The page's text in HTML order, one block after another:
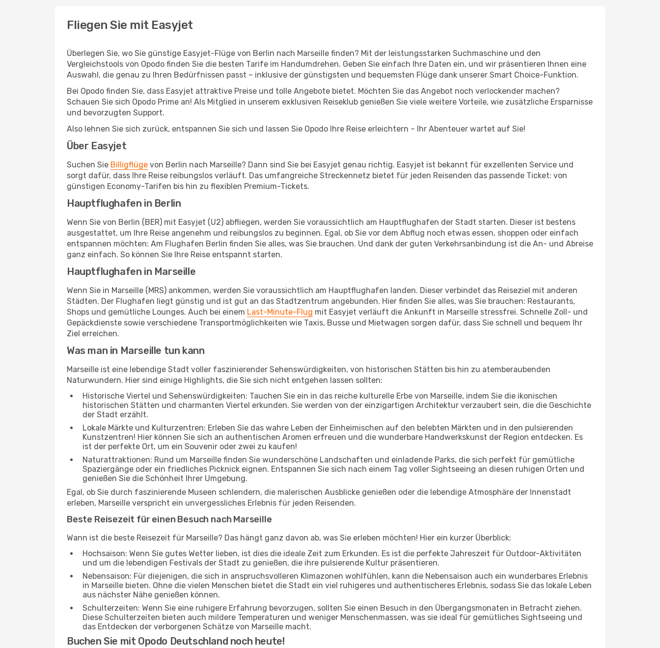
Fliegen Sie mit Easyjet
Überlegen Sie, wo Sie günstige Easyjet-Flüge von Berlin nach Marseille finden? Mit der leistungsstarken Suchmaschine und den
Vergleichstools von Opodo finden Sie die besten Tarife im Handumdrehen. Geben Sie einfach Ihre Daten ein, und wir präsentieren Ihnen eine
Auswahl, die genau zu Ihren Bedürfnissen passt – inklusive der günstigsten und bequemsten Flüge dank unserer Smart Choice-Funktion.
Bei Opodo finden Sie, dass Easyjet attraktive Preise und tolle Angebote bietet. Möchten Sie das Angebot noch verlockender machen?
Schauen Sie sich Opodo Prime an! Als Mitglied in unserem exklusiven Reiseklub genießen Sie viele weitere Vorteile, wie zusätzliche Ersparnisse
und bevorzugten Support.
Also lehnen Sie sich zurück, entspannen Sie sich und lassen Sie Opodo Ihre Reise erleichtern – Ihr Abenteuer wartet auf Sie!
Über Easyjet
Suchen Sie Billigflüge von Berlin nach Marseille? Dann sind Sie bei Easyjet genau richtig. Easyjet ist bekannt für exzellenten Service und
sorgt dafür, dass Ihre Reise reibungslos verläuft. Das umfangreiche Streckennetz bietet für jeden Reisenden das passende Ticket: von
günstigen Economy-Tarifen bis hin zu flexiblen Premium-Tickets.
Hauptflughafen in Berlin
Wenn Sie von Berlin (BER) mit Easyjet (U2) abfliegen, werden Sie voraussichtlich am Hauptflughafen der Stadt starten. Dieser ist bestens
ausgestattet, um Ihre Reise angenehm und reibungslos zu beginnen. Egal, ob Sie vor dem Abflug noch etwas essen, shoppen oder einfach
entspannen möchten: Am Flughafen Berlin finden Sie alles, was Sie brauchen. Und dank der guten Verkehrsanbindung ist die An- und Abreise
ganz einfach. So können Sie Ihre Reise entspannt starten.
Hauptflughafen in Marseille
Wenn Sie in Marseille (MRS) ankommen, werden Sie voraussichtlich am Hauptflughafen landen. Dieser verbindet das Reiseziel mit anderen
Städten. Der Flughafen liegt günstig und ist gut an das Stadtzentrum angebunden. Hier finden Sie alles, was Sie brauchen: Restaurants,
Shops und gemütliche Lounges. Auch bei einem Last-Minute-Flug mit Easyjet verläuft die Ankunft in Marseille stressfrei. Schnelle Zoll- und
Gepäckdienste sowie verschiedene Transportmöglichkeiten wie Taxis, Busse und Mietwagen sorgen dafür, dass Sie schnell und bequem Ihr
Ziel erreichen.
Was man in Marseille tun kann
Marseille ist eine lebendige Stadt voller faszinierender Sehenswürdigkeiten, von historischen Stätten bis hin zu atemberaubenden
Naturwundern. Hier sind einige Highlights, die Sie sich nicht entgehen lassen sollten:
Historische Viertel und Sehenswürdigkeiten: Tauchen Sie ein in das reiche kulturelle Erbe von Marseille, indem Sie die ikonischen
historischen Stätten und charmanten Viertel erkunden. Sie werden von der einzigartigen Architektur verzaubert sein, die die Geschichte
der Stadt erzählt.
Lokale Märkte und Kulturzentren: Erleben Sie das wahre Leben der Einheimischen auf den belebten Märkten und in den pulsierenden
Kunstzentren! Hier können Sie sich an authentischen Aromen erfreuen und die wunderbare Handwerkskunst der Region entdecken. Es
ist der perfekte Ort, um ein Souvenir oder zwei zu kaufen!
Naturattraktionen: Rund um Marseille finden Sie wunderschöne Landschaften und einladende Parks, die sich perfekt für gemütliche
Spaziergänge oder ein friedliches Picknick eignen. Entspannen Sie sich nach einem Tag voller Sightseeing an diesen ruhigen Orten und
genießen Sie die Schönheit Ihrer Umgebung.
Egal, ob Sie durch faszinierende Museen schlendern, die malerischen Ausblicke genießen oder die lebendige Atmosphäre der Innenstadt
erleben, Marseille verspricht ein unvergessliches Erlebnis für jeden Reisenden.
Beste Reisezeit für einen Besuch nach Marseille
Wann ist die beste Reisezeit für Marseille? Das hängt ganz davon ab, was Sie erleben möchten! Hier ein kurzer Überblick:
Hochsaison: Wenn Sie gutes Wetter lieben, ist dies die ideale Zeit zum Erkunden. Es ist die perfekte Jahreszeit für Outdoor-Aktivitäten
und um die lebendigen Festivals der Stadt zu genießen, die ihre pulsierende Kultur präsentieren.
Nebensaison: Für diejenigen, die sich in anspruchsvolleren Klimazonen wohlfühlen, kann die Nebensaison auch ein wunderbares Erlebnis
in Marseille bieten. Ohne die vielen Menschen bietet die Stadt ein viel ruhigeres und authentischeres Erlebnis, sodass Sie das lokale Leben
aus nächster Nähe genießen können.
Schulterzeiten: Wenn Sie eine ruhigere Erfahrung bevorzugen, sollten Sie einen Besuch in den Übergangsmonaten in Betracht ziehen.
Diese Schulterzeiten bieten auch mildere Temperaturen und weniger Menschenmassen, was sie ideal für gemütliches Sightseeing und
das Entdecken der verborgenen Schätze von Marseille macht.
Buchen Sie mit Opodo Deutschland noch heute!